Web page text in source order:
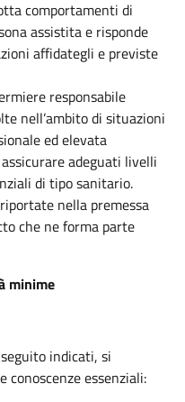
comportamenti di
assistita e risponde
affidategli e previste
responsabile
nell’ambito di situazioni
ed elevata
adeguati livelli
di tipo sanitario.
nella premessa
che ne forma parte
minime
indicati, si
essenziali: